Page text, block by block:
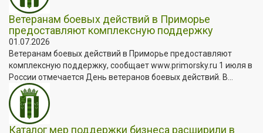
Ветеранам боевых действий в Приморье
предоставляют комплексную поддержку
01.07.2026
Ветеранам боевых действий в Приморье предоставляют
комплексную поддержку, сообщает www.primorsky.ru 1 июля в
России отмечается День ветеранов боевых действий. В...
Каталог мер поддержки бизнеса расширили в